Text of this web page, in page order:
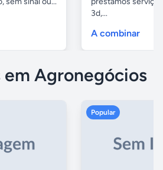
3d,...
A combinar
em Agronegócios
Popular